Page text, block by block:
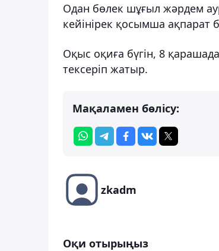
Одан бөлек шұғыл жәрдем
кейінірек қосымша ақпарат
Оқыс оқиға бүгін, 8
тексеріп жатыр.
Мақаламен бөлісу:
zkadm
Оқи отырыңыз